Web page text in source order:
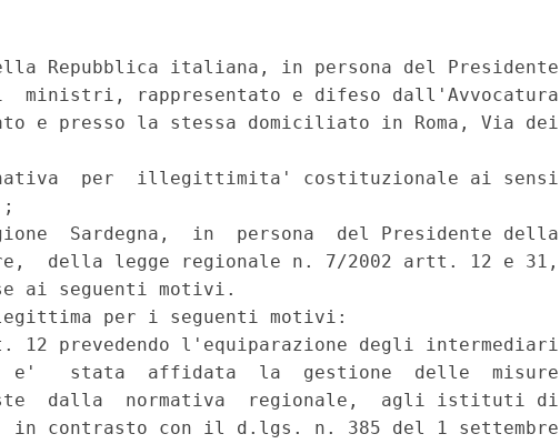
Repubblica italiana, in persona del Presidente
ministri, rappresentato e difeso dall'Avvocatura
e presso la stessa domiciliato in Roma, Via dei
per  illegittimita' costituzionale ai sensi
Sardegna,  in  persona  del Presidente della
della legge regionale n. 7/2002 artt. 12 e 31,
ai seguenti motivi.
per i seguenti motivi:
12 prevedendo l'equiparazione degli intermediari
stata  affidata  la  gestione  delle  misure
dalla  normativa  regionale,  agli istituti di
contrasto con il d.lgs. n. 385 del 1 settembre